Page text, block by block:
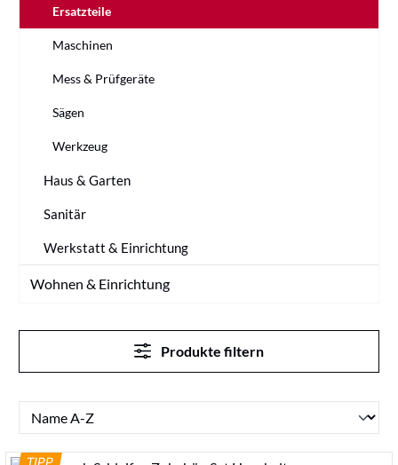
Ersatzteile
Maschinen
Mess & Prüfgeräte
Sägen
Werkzeug
Haus & Garten
Sanitär
Werkstatt & Einrichtung
Wohnen & Einrichtung
Produkte filtern